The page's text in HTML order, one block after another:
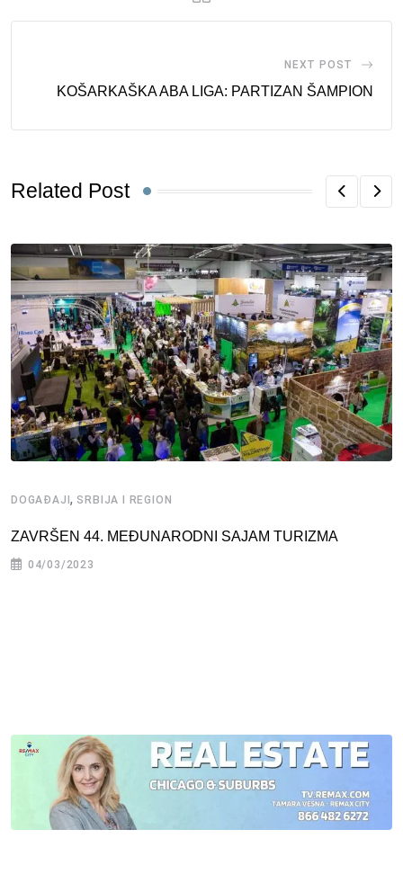
NEXT POST
KOŠARKAŠKA ABA LIGA: PARTIZAN ŠAMPION
Related Post
DOGAĐAJI, SRBIJA I REGION
ZAVRŠEN 44. MEĐUNARODNI SAJAM TURIZMA
04/03/2023